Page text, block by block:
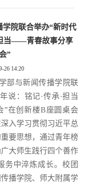
院联合举办“新时代
当——青春故事分享
”
26 14:20
部与新闻传播学院联
说：铭记·传承·担当
在创新楼B座圆桌会
入学习贯彻习近平总
要思想，通过青年榜
大师生践行四个善作
务中淬炼成长。校团
播学院、师大附属学